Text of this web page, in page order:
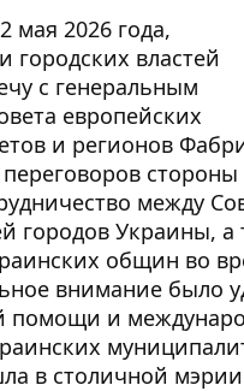
мая 2026 года,
городских властей
с генеральным
европейских
и регионов
стороны
между
городов Украины, а
общин во
внимание было
помощи и
в столичной